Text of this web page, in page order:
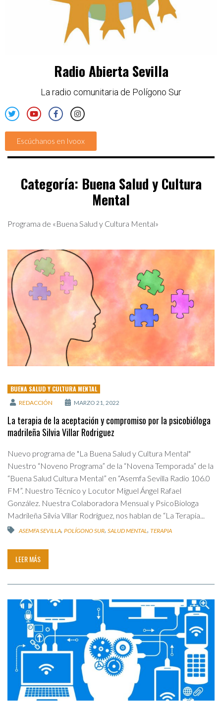
Radio Abierta Sevilla
La radio comunitaria de Polígono Sur
Escúchanos en Ivoox
Categoría: Buena Salud y Cultura
Mental
Programa de «Buena Salud y Cultura Mental»
BUENA SALUD Y CULTURA MENTAL
REDACCIÓN MARZO 21, 2022
La terapia de la aceptación y compromiso por la psicobióloga
madrileña Silvia Villar Rodriguez
Nuevo programa de "La Buena Salud y Cultura Mental"
Nuestro “Noveno Programa” de la “Novena Temporada” de la
“Buena Salud Cultura Mental” en “Asemfa Sevilla Radio 106.0
FM”. Nuestro Técnico y Locutor Miguel Ángel Rafael
González. Nuestra Colaboradora Mensual y PsicoBiologa
Madrileña Silvia Villar Rodríguez, nos hablan de “La Terapia...
ASEMFA SEVILLA, POLÍGONO SUR, SALUD MENTAL , TERAPIA
LEER MÁS